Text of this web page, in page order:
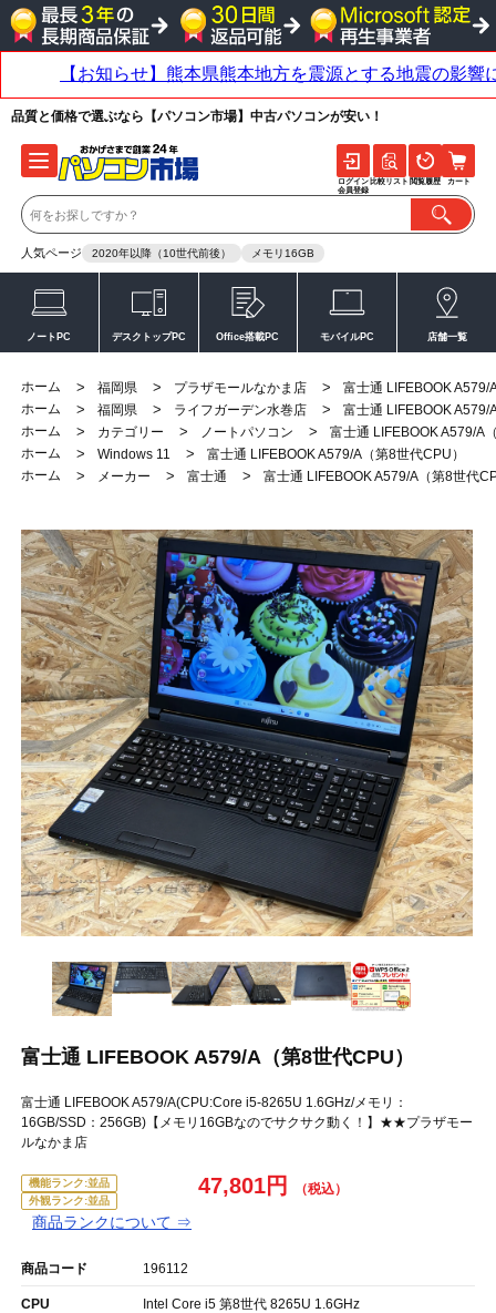
品質と価格で選ぶなら【パソコン市場】中古パソコンが安い！
人気ページ 2020年以降（10世代前後） メモリ16GB
ログイン
会員登録
比較リスト 閲覧履歴 カート
ノートPC デスクトップPC Office搭載PC モバイルPC 店舗一覧
ホーム > 福岡県 > プラザモールなかま店 >
富士通 LIFEBOOK A579/
ホーム
> 福岡県 > ライフガーデン水巻店 >
富士通 LIFEBOOK A579/
ホーム
> カテゴリー > ノートパソコン >
富士通 LIFEBOOK A579/A
ホーム
> Windows 11 >
富士通 LIFEBOOK A579/A（第8世代CPU）
ホーム
> メーカー > 富士通 > 富士通 LIFEBOOK A579/A（第8世代
富士通 LIFEBOOK A579/A（第8世代CPU）
富士通 LIFEBOOK A579/A(CPU:Core i5-8265U 1.6GHz/メモリ：
16GB/SSD：256GB)【メモリ16GBなのでサクサク動く！】★★プラザモー
ルなかま店
機能ランク:並品
外観ランク:並品
商品ランクについて ⇒
47,801円
商品コード 196112
CPU Intel Core i5 第8世代 8265U 1.6GHz